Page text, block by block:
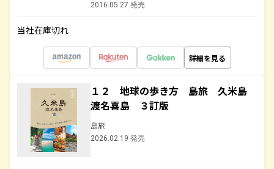
2016.05.27 発売
当社在庫切れ
詳細を見る
１２ 地球の歩き方 島旅 久米島
渡名喜島 ３訂版
島旅
2026.02.19 発売